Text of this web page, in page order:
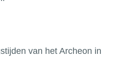
van het Archeon in